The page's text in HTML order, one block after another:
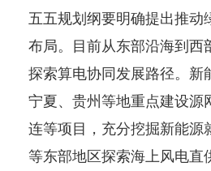
五五规划纲要明确提出推动
布局。目前从东部沿海到西
探索算电协同发展路径。新
宁夏、贵州等地重点建设源
连等项目，充分挖掘新能源
等东部地区探索海上风电直